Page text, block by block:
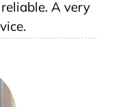
A very